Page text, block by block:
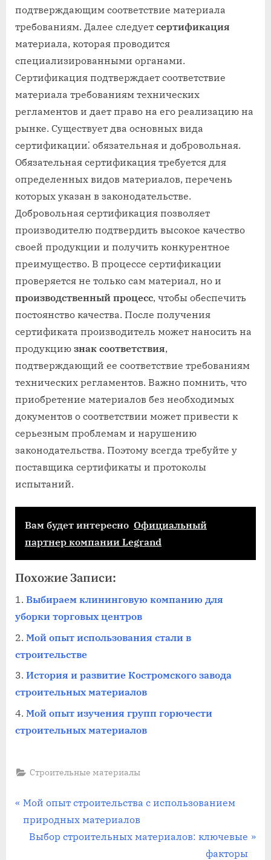
подтверждающим соответствие материала
требованиям. Далее следует сертификация
материала, которая проводится
специализированными органами.
Сертификация подтверждает соответствие
материала требованиям технических
регламентов и дает право на его реализацию на
рынке. Существует два основных вида
сертификации⁚ обязательная и добровольная.
Обязательная сертификация требуется для
определенных видов материалов, перечень
которых указан в законодательстве.
Добровольная сертификация позволяет
производителю подтвердить высокое качество
своей продукции и получить конкурентное
преимущество. В процессе сертификации
проверяется не только сам материал, но и
производственный процесс, чтобы обеспечить
постоянство качества. После получения
сертификата производитель может наносить на
продукцию знак соответствия,
подтверждающий ее соответствие требованиям
технических регламентов. Важно помнить, что
приобретение материалов без необходимых
документов о соответствии может привести к
серьезным проблемам и нарушению
законодательства. Поэтому всегда требуйте у
поставщика сертификаты и протоколы
испытаний.
Вам будет интересно Официальный
партнер компании Legrand
Похожие Записи:
Выбираем клининговую компанию для
уборки торговых центров
Мой опыт использования стали в
строительстве
История и развитие Костромского завода
строительных материалов
Мой опыт изучения групп горючести
строительных материалов
Строительные материалы
Навигация
по
П
р
Мой опыт строительства с использованием
природных материалов
С
Выбор строительных материалов: ключевые
факторы